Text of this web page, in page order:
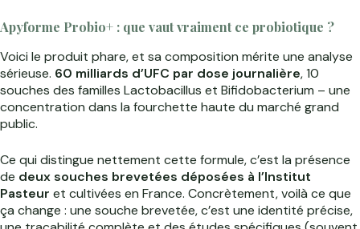
Apyforme Probio+ : que vaut vraiment ce probiotique ?
Voici le produit phare, et sa composition mérite une analyse
sérieuse. 60 milliards d’UFC par dose journalière, 10
souches des familles Lactobacillus et Bifidobacterium – une
concentration dans la fourchette haute du marché grand
public.
Ce qui distingue nettement cette formule, c’est la présence
de deux souches brevetées déposées à l’Institut
Pasteur et cultivées en France. Concrètement, voilà ce que
ça change : une souche brevetée, c’est une identité précise,